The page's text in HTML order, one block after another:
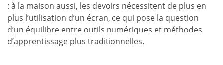
: à la maison aussi, les devoirs nécessitent de plus en
plus l’utilisation d’un écran, ce qui pose la question
d’un équilibre entre outils numériques et méthodes
d’apprentissage plus traditionnelles.